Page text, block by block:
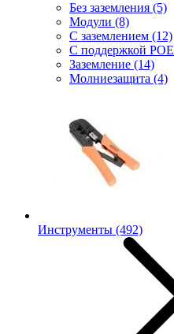
Без заземления (5)
Модули (8)
С заземлением (12)
С поддержкой POE
Заземление (14)
Молниезащита (4)
Инструменты (492)